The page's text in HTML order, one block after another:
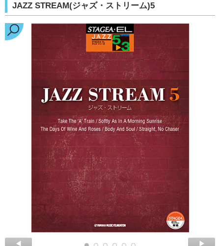
JAZZ STREAM(ジャズ・ストリーム)5